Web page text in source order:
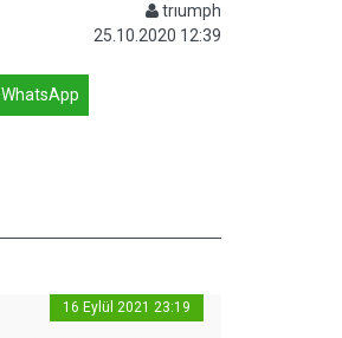
trıumph
25.10.2020 12:39
WhatsApp
16 Eylül 2021 23:19